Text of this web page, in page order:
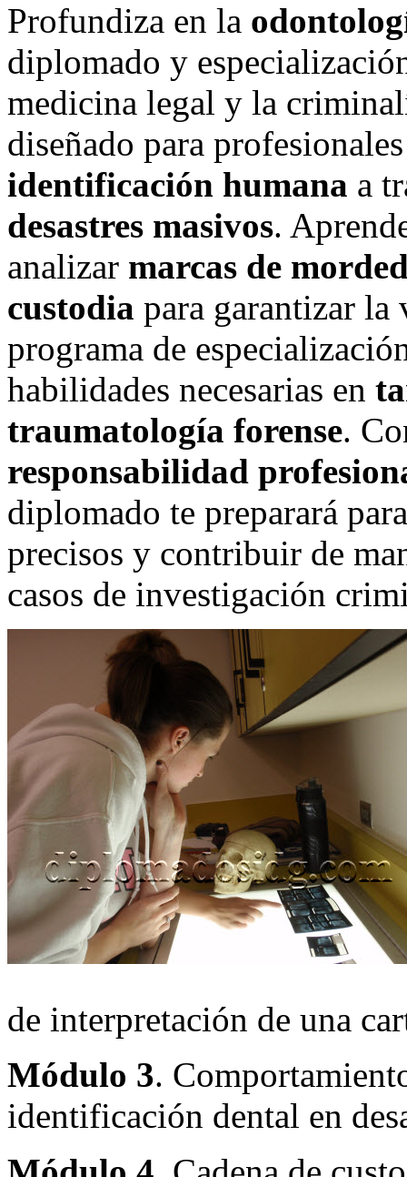
Profundiza en la
diplomado y
medicina legal y la
diseñado para
identificación humana a
desastres masivos.
analizar marcas de
custodia para garantizar la
programa de
habilidades necesarias en
traumatología forense.
responsabilidad
diplomado te preparará
precisos y contribuir de
casos de investigación
de interpretación de una
Módulo 3.
identificación dental en